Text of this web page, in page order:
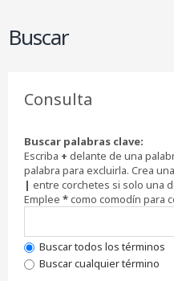
Buscar
Consulta
Buscar palabras clave:
Escriba + delante de una
palabra para excluirla. Crea
| entre corchetes si solo una
Emplee *como comodín para
Buscar todos los términos
Buscar cualquier término